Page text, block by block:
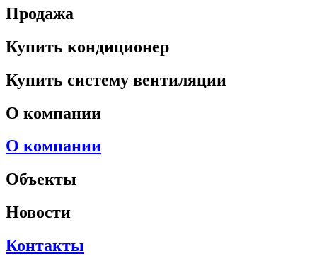
Продажа
Купить кондиционер
Купить систему вентиляции
О компании
О компании
Объекты
Новости
Контакты